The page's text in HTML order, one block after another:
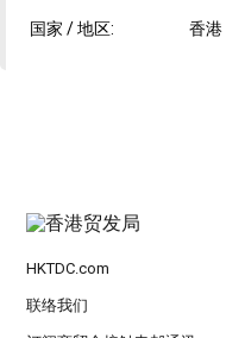
国家 / 地区: 香港
HKTDC.com
联络我们